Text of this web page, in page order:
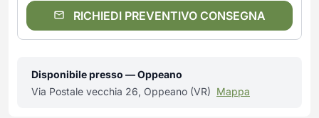
RICHIEDI PREVENTIVO CONSEGNA
Disponibile presso — Oppeano
Via Postale vecchia 26, Oppeano (VR) Mappa